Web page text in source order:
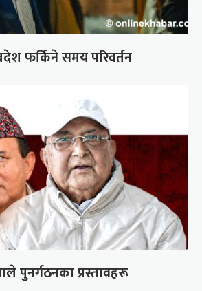
फर्किने समय परिवर्तन
पुनर्गठनका प्रस्तावहरू